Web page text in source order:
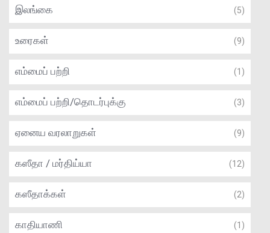
இலங்கை (5)
உரைகள் (9)
எம்மைப் பற்றி (1)
எம்மைப் பற்றி/தொடர்புக்கு (3)
ஏனைய வரலாறுகள் (9)
கஸீதா / மர்திய்யா (12)
கஸீதாக்கள் (2)
காதியாணி (1)